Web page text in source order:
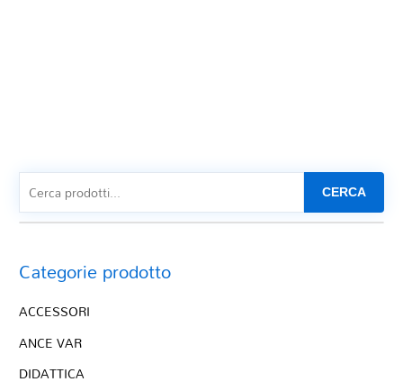
CERCA
Categorie prodotto
ACCESSORI
ANCE VAR
DIDATTICA